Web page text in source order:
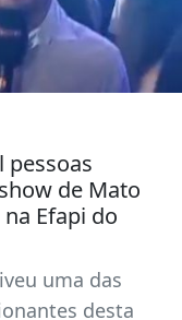
pessoas
de Mato
Efapi do
uma das
desta